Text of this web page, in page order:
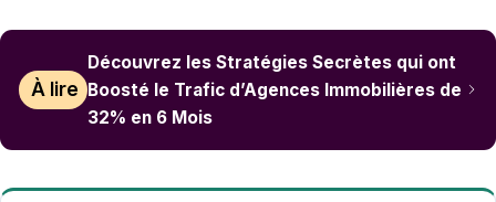
À lire
Découvrez les Stratégies Secrètes qui ont
Boosté le Trafic d’Agences Immobilières de
32% en 6 Mois